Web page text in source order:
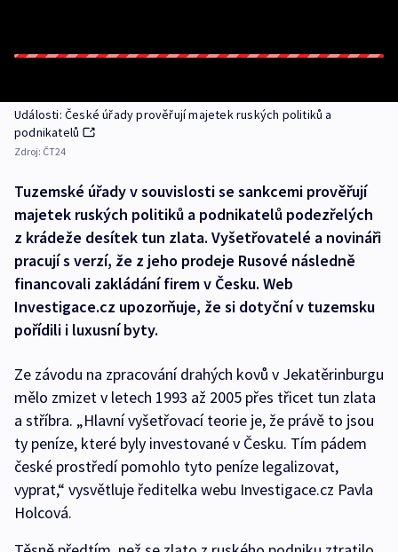
Události: České úřady prověřují majetek ruských politiků a
podnikatelů
Zdroj: ČT24
Tuzemské úřady v souvislosti se sankcemi prověřují
majetek ruských politiků a podnikatelů podezřelých
z krádeže desítek tun zlata. Vyšetřovatelé a novináři
pracují s verzí, že z jeho prodeje Rusové následně
financovali zakládání firem v Česku. Web
Investigace.cz upozorňuje, že si dotyční v tuzemsku
pořídili i luxusní byty.
Ze závodu na zpracování drahých kovů v Jekatěrinburgu
mělo zmizet v letech 1993 až 2005 přes třicet tun zlata
a stříbra. „Hlavní vyšetřovací teorie je, že právě to jsou
ty peníze, které byly investované v Česku. Tím pádem
české prostředí pomohlo tyto peníze legalizovat,
vyprat,“ vysvětluje ředitelka webu Investigace.cz Pavla
Holcová.